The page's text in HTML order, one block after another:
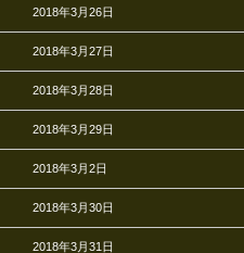
2018年3月26日
2018年3月27日
2018年3月28日
2018年3月29日
2018年3月2日
2018年3月30日
2018年3月31日